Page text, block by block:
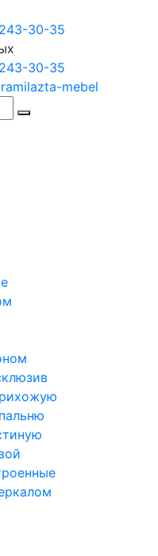
30-35
30-35
ilazta-mebel